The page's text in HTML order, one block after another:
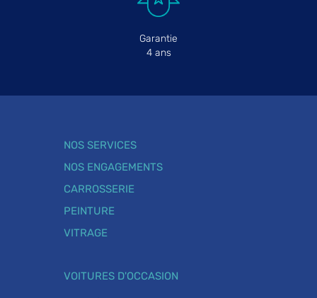
Garantie
4 ans
NOS SERVICES
NOS ENGAGEMENTS
CARROSSERIE
PEINTURE
VITRAGE
VOITURES D'OCCASION